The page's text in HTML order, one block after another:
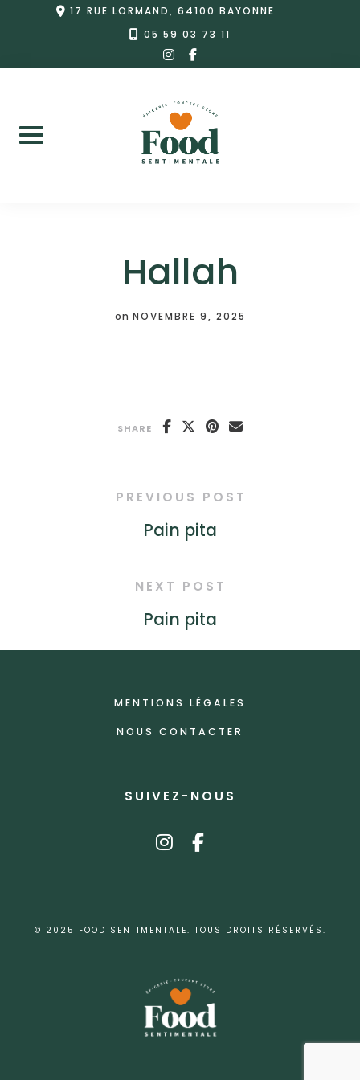
17 RUE LORMAND, 64100 BAYONNE
05 59 03 73 11
instagram
facebook-
f
Hallah
on NOVEMBRE 9, 2025
SHARE
PREVIOUS POST
Pain pita
NEXT POST
Pain pita
MENTIONS LÉGALES
NOUS CONTACTER
SUIVEZ-NOUS
instagramfacebook-f
© 2025 FOOD SENTIMENTALE. TOUS DROITS RÉSERVÉS.